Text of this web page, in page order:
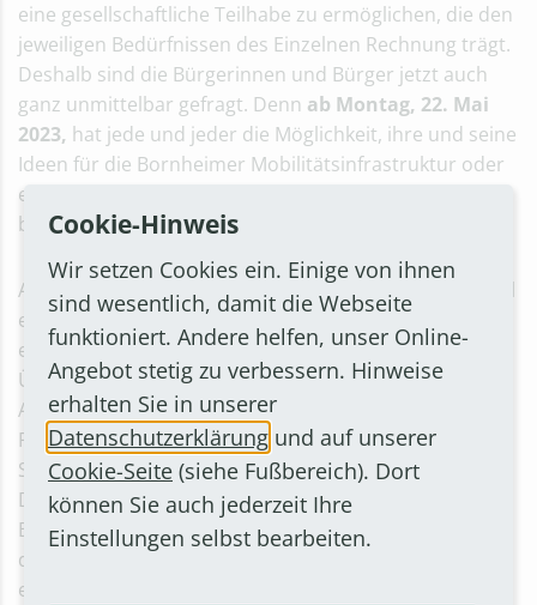
eine gesellschaftliche Teilhabe zu ermöglichen, die den
jeweiligen Bedürfnissen des Einzelnen Rechnung trägt.
Deshalb sind die Bürgerinnen und Bürger jetzt auch
ganz unmittelbar gefragt. Denn ab Montag, 22. Mai
2023, hat jede und jeder die Möglichkeit, ihre und seine
Ideen für die Bornheimer Mobilitätsinfrastruktur oder
einfach auch nur Verbesserungsvorschläge zum
bestehenden Verkehrsnetz online zu melden.
Auf www.bornheim-ideenmelder.de
können sowohl
einzelne Punkte als auch Strecken markiert und
erläuternde Informationen dazu hinterlegt werden.
Über den sogenannten Ideenmelder können
Anregungen und Vorschläge zu den Themen
Fußverkehr, Radverkehr, Kfz-Verkehr, ÖPNV sowie
Sicherheit und Aufenthaltsqualität abgegeben werden.
Der Ideenmelder ist über die Webseite der Stadt
Bornheimwww.bornheim.de/ideenmelder
direkt über www.bornheim-ideenmelder.de zu
erreichen. Außerdem findet man ihn auch in der
Cookie-Hinweis
Wir setzen Cookies ein. Einige von ihnen
sind wesentlich, damit die Webseite
funktioniert. Andere helfen, unser Online-
Angebot stetig zu verbessern. Hinweise
erhalten Sie in unserer
Datenschutzerklärung und auf unserer
Cookie-Seite (siehe Fußbereich). Dort
können Sie auch jederzeit Ihre
Einstellungen selbst bearbeiten.